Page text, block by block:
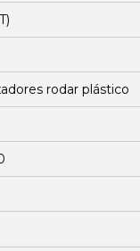
rodar plástico